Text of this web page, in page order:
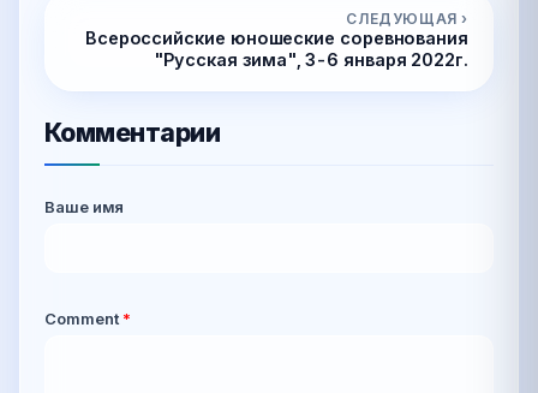
СЛЕДУЮЩАЯ ›
Всероссийские юношеские соревнования
"Русская зима", 3-6 января 2022г.
Комментарии
Ваше имя
Comment *